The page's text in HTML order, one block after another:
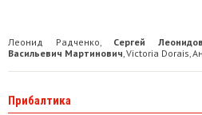
Леонид Радченко, Сергей Леонидов
Васильевич Мартинович,Victoria Dorais,
Прибалтика